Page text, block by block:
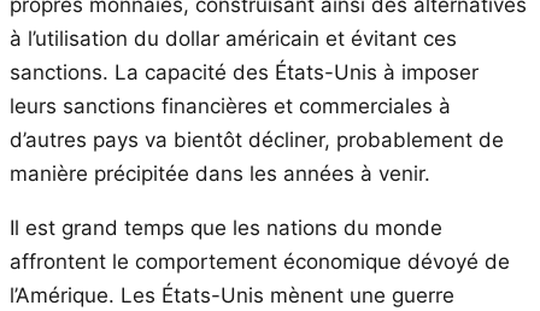
à l’utilisation du dollar américain et évitant ces
sanctions. La capacité des États-Unis à imposer
leurs sanctions financières et commerciales à
d’autres pays va bientôt décliner, probablement de
manière précipitée dans les années à venir.
Il est grand temps que les nations du monde
affrontent le comportement économique dévoyé de
l’Amérique. Les États-Unis mènent une guerre